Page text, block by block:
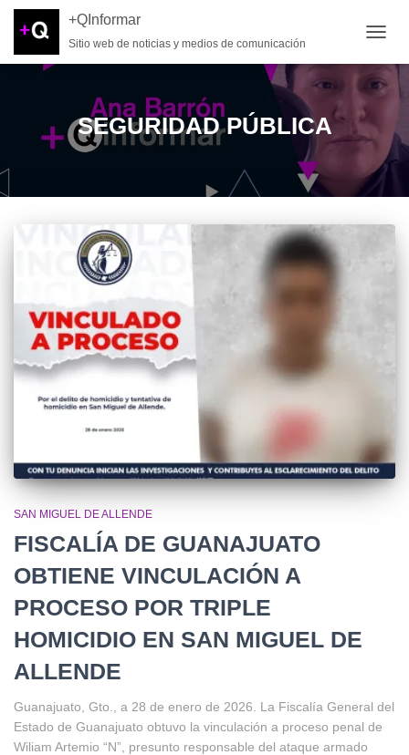
+QInformar
Sitio web de noticias y medios de comunicación
SEGURIDAD PÚBLICA
SAN MIGUEL DE ALLENDE
FISCALÍA DE GUANAJUATO
OBTIENE VINCULACIÓN A
PROCESO POR TRIPLE
HOMICIDIO EN SAN MIGUEL DE
ALLENDE
Guanajuato, Gto., a 28 de enero de 2026. La Fiscalía General del
Estado de Guanajuato obtuvo la vinculación a proceso penal de
Wiliam Artemio “N”, presunto responsable del ataque armado